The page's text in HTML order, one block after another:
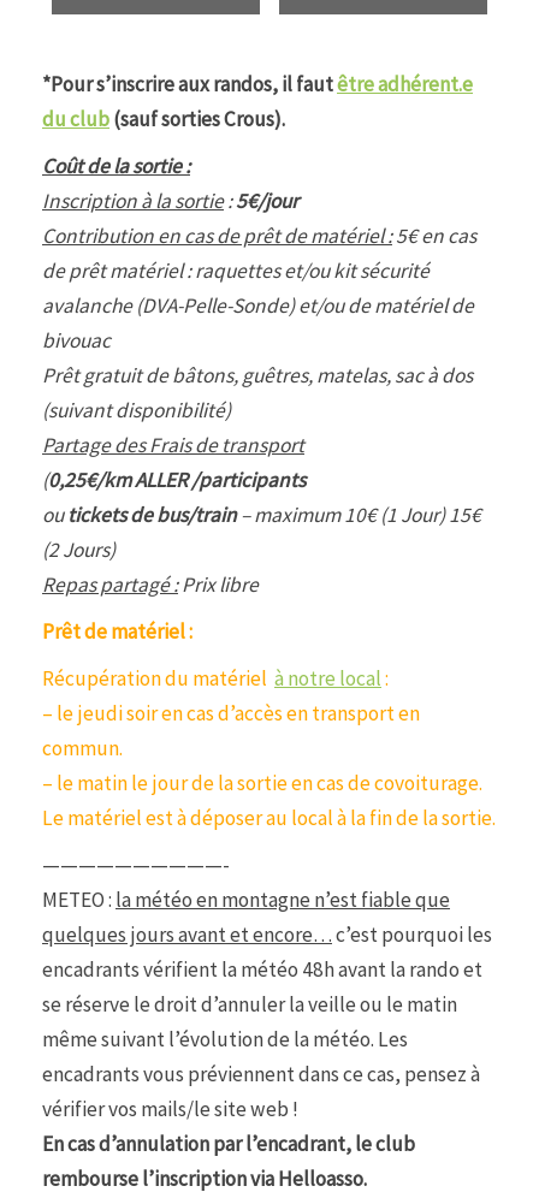
*Pour s’inscrire aux randos, il fautêtre adhérent.e
du club(sauf sorties Crous).
Coût de la sortie :
Inscription à la sortie:5€/jour
Contribution en cas de prêt de matériel :5€ en cas
de prêt matériel : raquettes et/ou kit sécurité
avalanche (DVA-Pelle-Sonde) et/ou de matériel de
bivouac
Prêt gratuit de bâtons, guêtres, matelas, sac à dos
(suivant disponibilité)
Partage des Frais de transport
(0,25€/km ALLER /participants
outickets de bus/train– maximum 10€ (1 Jour) 15€
(2 Jours)
Repas partagé :Prix libre
Prêt de matériel :
Récupération du matériel à notre local:
– le jeudi soir en cas d’accès en transport en
commun.
– le matin le jour de la sortie en cas de covoiturage.
Le matériel est à déposer au local à la fin de la sortie.
——————————-
METEO : la météo en montagne n’est fiable que
quelques jours avant et encore…c’est pourquoi les
encadrants vérifient la météo 48h avant la rando et
se réserve le droit d’annuler la veille ou le matin
même suivant l’évolution de la météo. Les
encadrants vous préviennent dans ce cas, pensez à
vérifier vos mails/le site web !
En cas d’annulation par l’encadrant, le club
rembourse l’inscription via Helloasso.